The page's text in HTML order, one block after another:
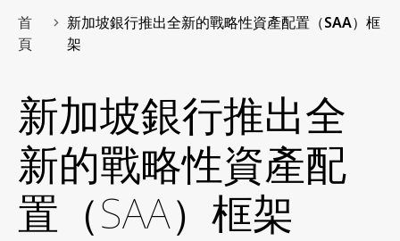
首
頁
新加坡銀行推出全新的戰略性資產配置（SAA）框
架
新加坡銀行推出全
新的戰略性資產配
置（SAA）框架